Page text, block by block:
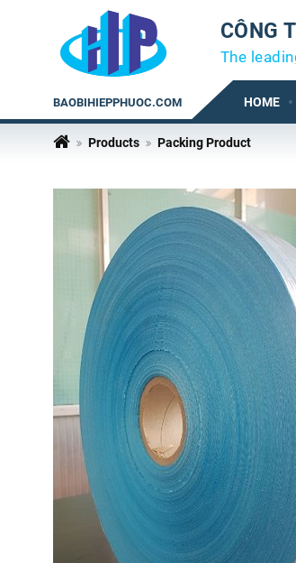
CÔNG
The
BAOBIHIEPPHUOC.COM HOME
Products Packing Product